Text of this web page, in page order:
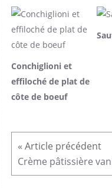
Conchiglioni et
effiloché de plat de
côte de boeuf
Crème pâtissière